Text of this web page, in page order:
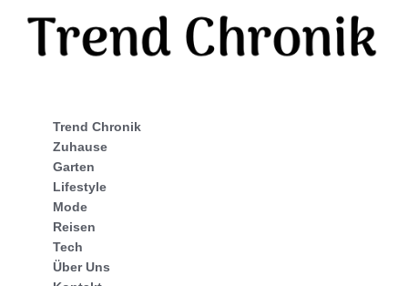
Trend Chronik
Zuhause
Garten
Lifestyle
Mode
Reisen
Tech
Über Uns